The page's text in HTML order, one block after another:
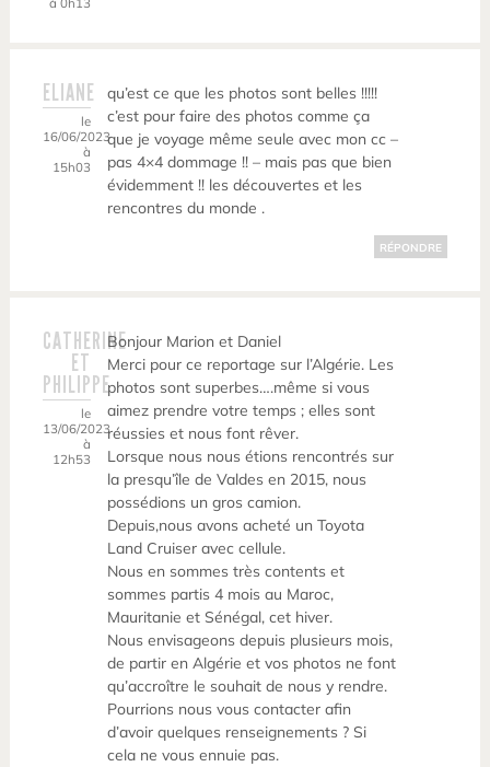
ELIANE
le
16/06/2023
à
15h03
qu’est ce que les photos sont belles !!!!!
c’est pour faire des photos comme ça
que je voyage même seule avec mon cc –
pas 4×4 dommage !! – mais pas que bien
évidemment !! les découvertes et les
rencontres du monde .
RÉPONDRE
CATHERINE
ET
PHILIPPE
le
13/06/2023
à
12h53
Bonjour Marion et Daniel
Merci pour ce reportage sur l’Algérie. Les
photos sont superbes….même si vous
aimez prendre votre temps ; elles sont
réussies et nous font rêver.
Lorsque nous nous étions rencontrés sur
la presqu’île de Valdes en 2015, nous
possédions un gros camion.
Depuis,nous avons acheté un Toyota
Land Cruiser avec cellule.
Nous en sommes très contents et
sommes partis 4 mois au Maroc,
Mauritanie et Sénégal, cet hiver.
Nous envisageons depuis plusieurs mois,
de partir en Algérie et vos photos ne font
qu’accroître le souhait de nous y rendre.
Pourrions nous vous contacter afin
d’avoir quelques renseignements ? Si
cela ne vous ennuie pas.